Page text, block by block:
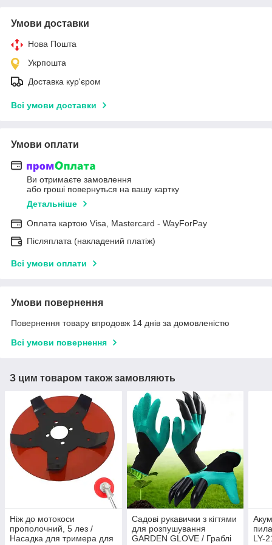
Умови доставки
Нова Пошта
Укрпошта
Доставка кур'єром
Всі умови доставки
Умови оплати
Ви отримаєте замовлення
або гроші повернуться на вашу картку
Детальніше
Оплата картою Visa, Mastercard - WayForPay
Післяплата (накладений платіж)
Всі умови оплати
Умови повернення
Повернення товару впродовж 14 днів за домовленістю
Всі умови повернення
З цим товаром також замовляють
Ніж до мотокоси
прополочний, 5 лез /
Насадка для тримера для
Садові рукавички з кігтями
для розпушування
GARDEN GLOVE / Граблі
LY-